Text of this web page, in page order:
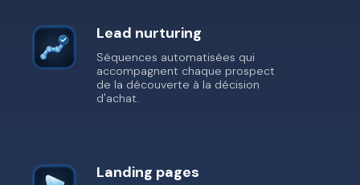
Lead nurturing
Séquences automatisées qui
accompagnent chaque prospect
de la découverte à la décision
d'achat.
Landing pages